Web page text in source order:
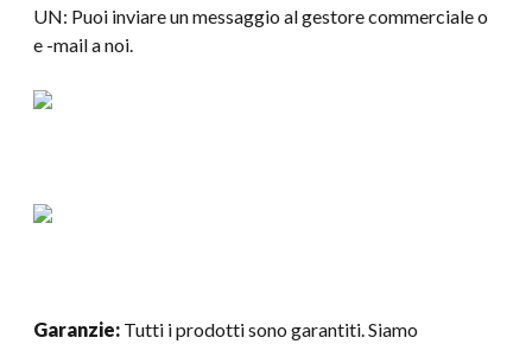
UN: Puoi inviare un messaggio al gestore commerciale o
e -mail a noi.
Garanzie: Tutti i prodotti sono garantiti. Siamo